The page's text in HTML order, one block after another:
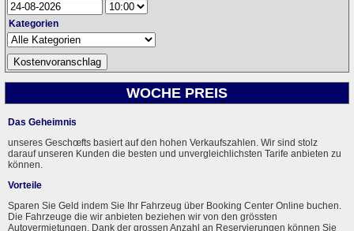
Kategorien
WOCHE PREIS
Das Geheimnis
unseres Geschœfts basiert auf den hohen Verkaufszahlen. Wir sind stolz
darauf unseren Kunden die besten und unvergleichlichsten Tarife anbieten zu
können.
Vorteile
Sparen Sie Geld indem Sie Ihr Fahrzeug über Booking Center Online buchen.
Die Fahrzeuge die wir anbieten beziehen wir von den grössten
Autovermietungen. Dank der grossen Anzahl an Reservierungen können Sie